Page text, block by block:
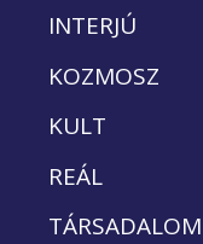
INTERJÚ
KOZMOSZ
KULT
REÁL
TÁRSADALOM